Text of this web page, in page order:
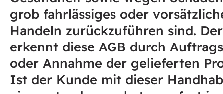
grob fahrlässiges oder
Handeln zurückzuführen sind.
erkennt diese AGB durch
oder Annahme der gelieferten
Ist der Kunde mit dieser